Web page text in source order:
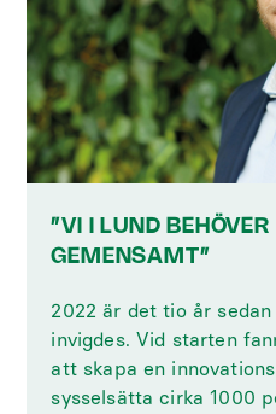
”VI I LUND
GEMENSAMT”
2022 är det tio år
invigdes. Vid starten
att skapa en
sysselsätta cirka 1000